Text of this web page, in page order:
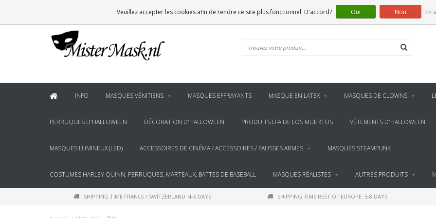
GRATIS BEZORGING
INFO MASQUES VÉNITIENS MASQUES EFFRAYANTS MASQUE EN LATEX MASQUES DE CLOWNS
PERRUQUES D'HALLOWEEN DÉCORATION D'HALLOWEEN PRODUITS DIA DE LOS MUERTOS VÊTEMENTS D'HALLOWEEN
MASQUES LUMINEUX (LED) ACCESSOIRES DE CINÉMA / ACCESSOIRES / FAUSSES ARMES MASQUES STEAMPUNK
COSTUMES HARLEY QUINN, PERRUQUES, MARTEAUX, BATTES DE BASEBALL MASQUES RÉALISTES AUTRES PRODUITS
SHIPPING TIME FRANCE / SWITZERLAND: 4-6 DAYS SHIPPING TIME REST OF EUROPE: 5-8 DAYS
Veuillez accepter les cookies afin de rendre ce site plus fonctionnel. D'accord? Oui Non En